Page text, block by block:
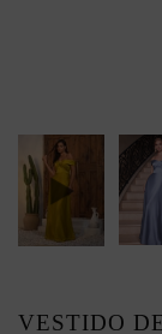
VESTIDO